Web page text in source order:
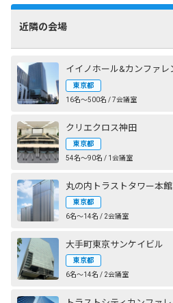
近隣の会場
東京都
16名〜500名 / 7会議室
クリエクロス神田
東京都
54名〜90名 / 1会議室
丸の内トラストタワー本館
東京都
6名〜14名 / 2会議室
大手町東京サンケイビル
東京都
6名〜14名 / 2会議室